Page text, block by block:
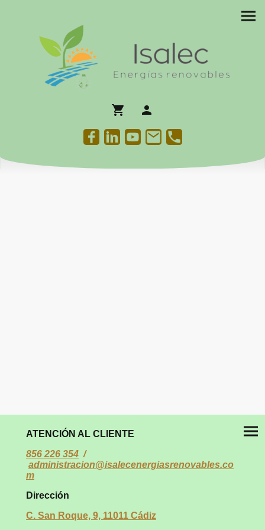
ATENCIÓN AL CLIENTE
856 226 354 /
administracion@isalecenergiasrenovables.co
m
Dirección
C. San Roque, 9, 11011 Cádiz